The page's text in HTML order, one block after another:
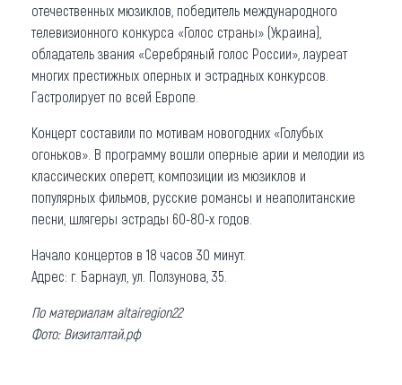
отечественных мюзиклов, победитель международного
телевизионного конкурса «Голос страны» (Украина),
обладатель звания «Серебряный голос России», лауреат
многих престижных оперных и эстрадных конкурсов.
Гастролирует по всей Европе.
Концерт составили по мотивам новогодних «Голубых
огоньков». В программу вошли оперные арии и мелодии из
классических оперетт, композиции из мюзиклов и
популярных фильмов, русские романсы и неаполитанские
песни, шлягеры эстрады 60-80-х годов.
Начало концертов в 18 часов 30 минут.
Адрес: г. Барнаул, ул. Ползунова, 35.
По материалам altairegion22
Фото: Визиталтай.рф